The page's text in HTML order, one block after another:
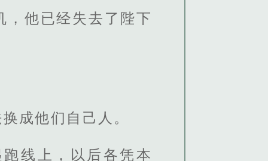
，他已经失去了陛下
成他们自己人。
线上，以后各凭本